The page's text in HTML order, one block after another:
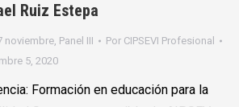
Ruiz Estepa
noviembre, Panel III Por CIPSEVI Profesional
5, 2020
Formación en educación para la